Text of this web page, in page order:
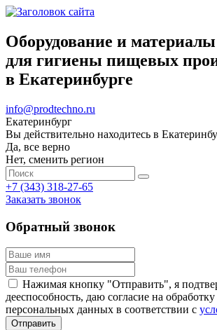
Оборудование и материалы
для гигиены пищевых
в Екатеринбурге
info@prodtechno.ru
Екатеринбург
Вы действительно находитесь в
Да, все верно
Нет, сменить регион
+7 (343) 318-27-65
Заказать звонок
Обратный звонок
Нажимая кнопку "Отправить", я
дееспособность, даю согласие на
персональных данных в соответствии с